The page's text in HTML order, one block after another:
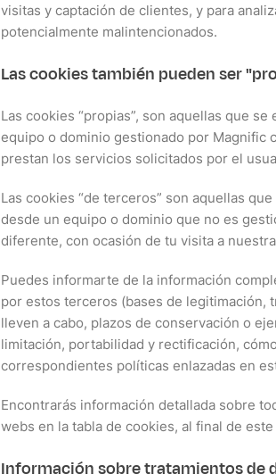
visitas y captación de clientes, y para
potencialmente malintencionados.
Las cookies también pueden ser
Las cookies “propias”, son aquellas que
equipo o dominio gestionado por Magnific
prestan los servicios solicitados por el
Las cookies “de terceros” son aquellas
desde un equipo o dominio que no es
diferente, con ocasión de tu visita a
Puedes informarte de la información
por estos terceros (bases de legitimación,
lleven a cabo, plazos de conservación o
limitación, portabilidad y rectificación,
correspondientes políticas enlazadas en
Encontrarás información detallada sobre
webs en la tabla de cookies, al final de
Información sobre tratamientos de